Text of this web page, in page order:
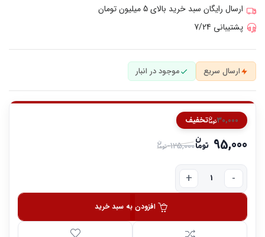
ارسال رایگان سبد خرید بالای 5 میلیون تومان
پشتیبانی 7/24
ارسال سریع موجود در انبار
30,000 تخفیف
95,000
125,000
افزودن به سبد خرید